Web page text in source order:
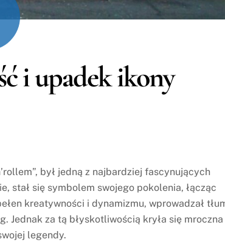
i upadek ikony
był jedną z najbardziej fascynujących
stał się symbolem swojego pokolenia, łącząc
kreatywności i dynamizmu, wprowadzał
Jednak za tą błyskotliwością kryła się mroczna
legendy.